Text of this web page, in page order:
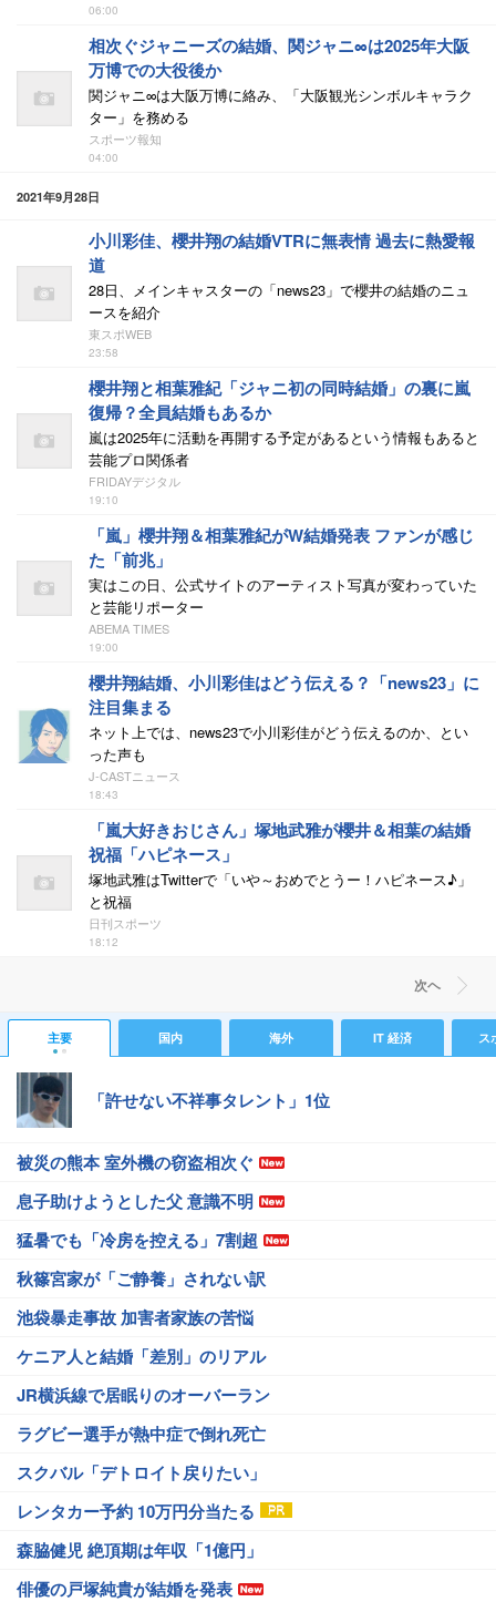
06:00
相次ぐジャニーズの結婚、関ジャニ∞は2025年大阪
万博での大役後か
関ジャニ∞は大阪万博に絡み、「大阪観光シンボルキャラク
ター」を務める
スポーツ報知
04:00
2021年9月28日
小川彩佳、櫻井翔の結婚VTRに無表情 過去に熱愛報
道
28日、メインキャスターの「news23」で櫻井の結婚のニュ
ースを紹介
東スポWEB
23:58
櫻井翔と相葉雅紀「ジャニ初の同時結婚」の裏に嵐
復帰？全員結婚もあるか
嵐は2025年に活動を再開する予定があるという情報もあると
芸能プロ関係者
FRIDAYデジタル
19:10
「嵐」櫻井翔＆相葉雅紀がW結婚発表 ファンが感じ
た「前兆」
実はこの日、公式サイトのアーティスト写真が変わっていた
と芸能リポーター
ABEMA TIMES
19:00
櫻井翔結婚、小川彩佳はどう伝える？「news23」に
注目集まる
ネット上では、news23で小川彩佳がどう伝えるのか、とい
った声も
J-CASTニュース
18:43
「嵐大好きおじさん」塚地武雅が櫻井＆相葉の結婚
祝福「ハピネース」
塚地武雅はTwitterで「いや～おめでとうー！ハピネース♪」
と祝福
日刊スポーツ
18:12
次ヘ
主要 国内 海外 IT 経済 ス
「許せない不祥事タレント」1位
被災の熊本 室外機の窃盗相次ぐ
息子助けようとした父 意識不明
猛暑でも「冷房を控える」7割超
秋篠宮家が「ご静養」されない訳
池袋暴走事故 加害者家族の苦悩
ケニア人と結婚「差別」のリアル
JR横浜線で居眠りのオーバーラン
ラグビー選手が熱中症で倒れ死亡
スクバル「デトロイト戻りたい」
レンタカー予約 10万円分当たる
森脇健児 絶頂期は年収「1億円」
俳優の戸塚純貴が結婚を発表